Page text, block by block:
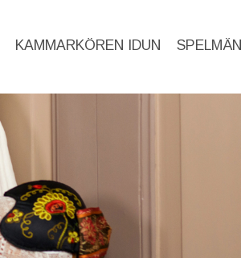
KAMMARKÖREN IDUN SPELMÄN